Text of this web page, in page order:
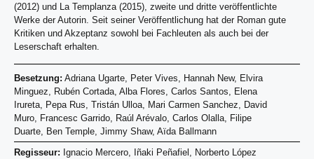
(2012) und La Templanza (2015), zweite und dritte veröffentlichte
Werke der Autorin. Seit seiner Veröffentlichung hat der Roman gute
Kritiken und Akzeptanz sowohl bei Fachleuten als auch bei der
Leserschaft erhalten.
Besetzung: Adriana Ugarte, Peter Vives, Hannah New, Elvira
Minguez, Rubén Cortada, Alba Flores, Carlos Santos, Elena
Irureta, Pepa Rus, Tristán Ulloa, Mari Carmen Sanchez, David
Muro, Francesc Garrido, Raúl Arévalo, Carlos Olalla, Filipe
Duarte, Ben Temple, Jimmy Shaw, Aïda Ballmann
Regisseur: Ignacio Mercero, Iñaki Peñafiel, Norberto López